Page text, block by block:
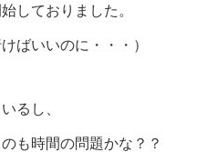
しておりました。
ばいいのに・・・）
るし、
も時間の問題かな？？